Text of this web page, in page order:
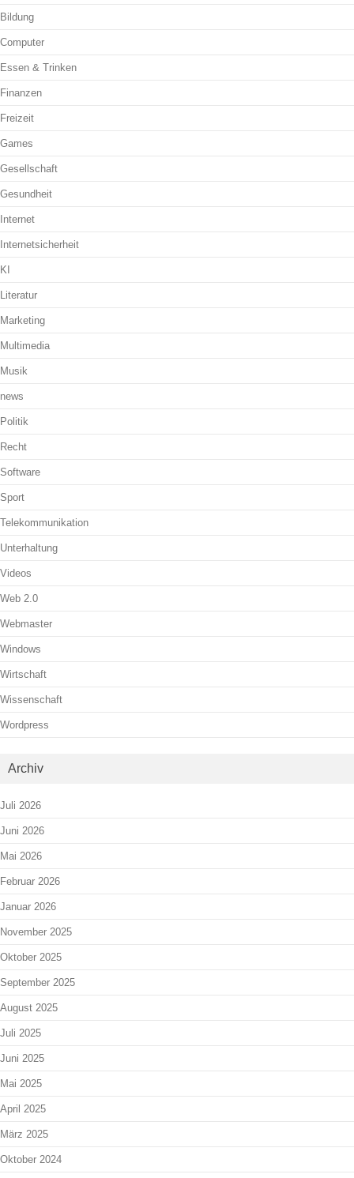
Bildung
Computer
Essen & Trinken
Finanzen
Freizeit
Games
Gesellschaft
Gesundheit
Internet
Internetsicherheit
KI
Literatur
Marketing
Multimedia
Musik
news
Politik
Recht
Software
Sport
Telekommunikation
Unterhaltung
Videos
Web 2.0
Webmaster
Windows
Wirtschaft
Wissenschaft
Wordpress
Archiv
Juli 2026
Juni 2026
Mai 2026
Februar 2026
Januar 2026
November 2025
Oktober 2025
September 2025
August 2025
Juli 2025
Juni 2025
Mai 2025
April 2025
März 2025
Oktober 2024